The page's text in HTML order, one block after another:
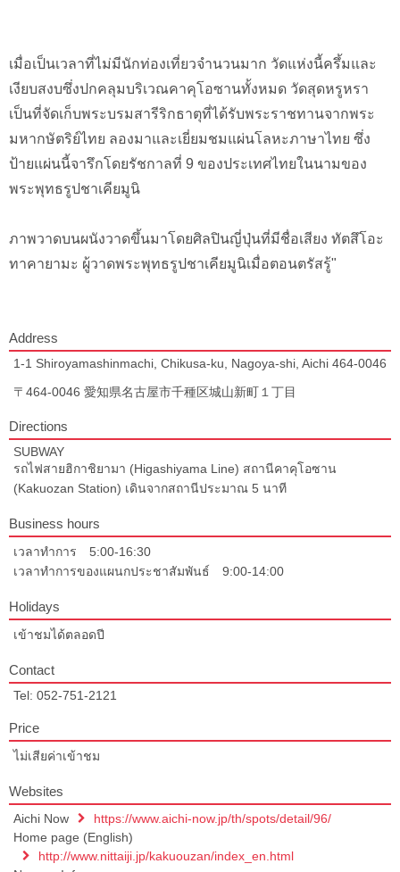
เมื่อเป็นเวลาที่ไม่มีนักท่องเที่ยวจำนวนมาก วัดแห่งนี้ครึ้มและ
เงียบสงบซึ่งปกคลุมบริเวณคาคุโอซานทั้งหมด วัดสุดหรูหรา
เป็นที่จัดเก็บพระบรมสารีริกธาตุที่ได้รับพระราชทานจากพระ
มหากษัตริย์ไทย ลองมาและเยี่ยมชมแผ่นโลหะภาษาไทย ซึ่ง
ป้ายแผ่นนี้จารึกโดยรัชกาลที่ 9 ของประเทศไทยในนามของ
พระพุทธรูปชาเคียมูนิ
ภาพวาดบนผนังวาดขึ้นมาโดยศิลปินญี่ปุ่นที่มีชื่อเสียง ทัตสึโอะ
ทาคายามะ ผู้วาดพระพุทธรูปชาเคียมูนิเมื่อตอนตรัสรู้"
Address
1-1 Shiroyamashinmachi, Chikusa-ku, Nagoya-shi, Aichi 464-0046
〒464-0046 愛知県名古屋市千種区城山新町１丁目
Directions
SUBWAY
รถไฟสายฮิกาชิยามา (Higashiyama Line) สถานีคาคุโอซาน
(Kakuozan Station) เดินจากสถานีประมาณ 5 นาที
Business hours
เวลาทำการ 5:00-16:30
เวลาทำการของแผนกประชาสัมพันธ์ 9:00-14:00
Holidays
เข้าชมได้ตลอดปี
Contact
Tel: 052-751-2121
Price
ไม่เสียค่าเข้าชม
Websites
Aichi Now
https://www.aichi-now.jp/th/spots/detail/96/
Home page (English)
http://www.nittaiji.jp/kakuouzan/index_en.html